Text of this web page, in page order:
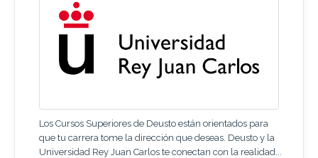
Los Cursos Superiores de Deusto están orientados para
que tu carrera tome la dirección que deseas. Deusto y la
Universidad Rey Juan Carlos te conectan con la realidad...